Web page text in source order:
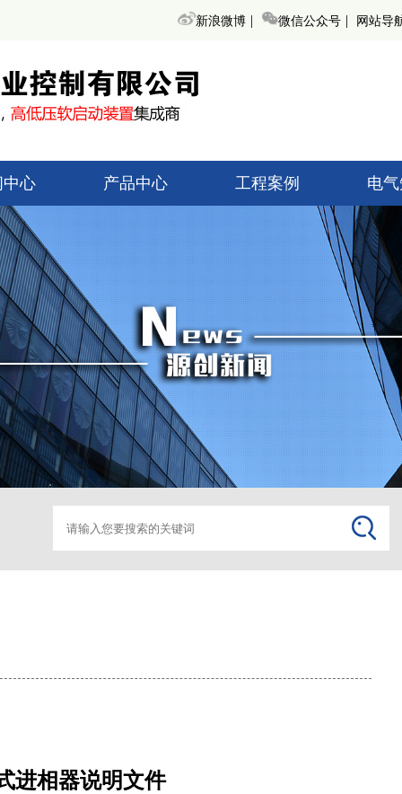
新浪微博 | 微信公众号 | 网站导
心
识
闻
态
产品中心
无功补偿装置
变频调速器
高低压开关柜
箱变监控助磨
工程案例 电
高低
无功
变频
高低
箱变
进相器说明文件